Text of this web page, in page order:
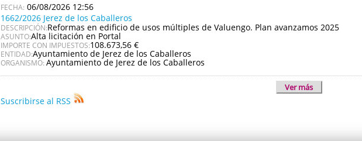
06/08/2026 12:56
1662/2026 Jerez de los Caballeros
DESCRIPCIÓN:Reformas en edificio de usos múltiples de Valuengo. Plan avanzamos 2025
ASUNTO:Alta licitación en Portal
IMPORTE CON IMPUESTOS:108.673,56 €
ENTIDAD:Ayuntamiento de Jerez de los Caballeros
ORGANISMO: Ayuntamiento de Jerez de los Caballeros
Ver más
Suscribirse al RSS